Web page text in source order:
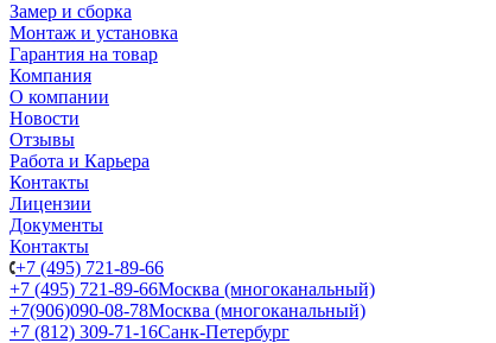
Замер и сборка
Монтаж и установка
Гарантия на товар
Компания
О компании
Новости
Отзывы
Работа и Карьера
Контакты
Лицензии
Документы
Контакты
+7 (495) 721-89-66
+7 (495) 721-89-66Москва (многоканальный)
+7(906)090-08-78Москва (многоканальный)
+7 (812) 309-71-16Санк-Петербург